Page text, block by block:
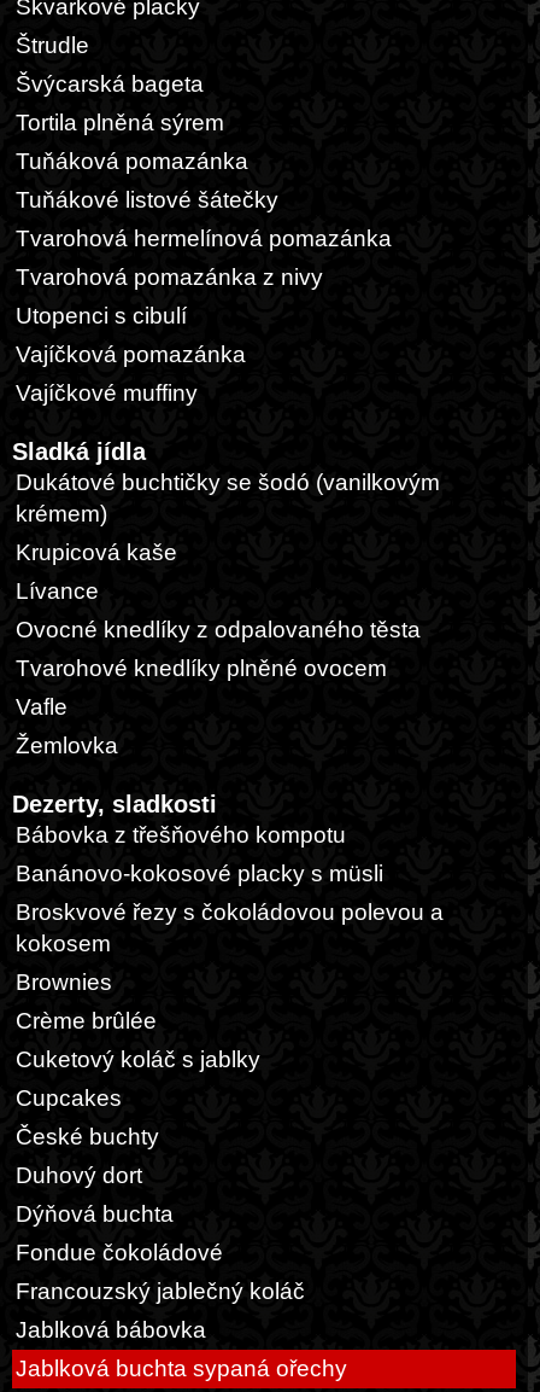
Škvarkové placky
Štrudle
Švýcarská bageta
Tortila plněná sýrem
Tuňáková pomazánka
Tuňákové listové šátečky
Tvarohová hermelínová pomazánka
Tvarohová pomazánka z nivy
Utopenci s cibulí
Vajíčková pomazánka
Vajíčkové muffiny
Sladká jídla
Dukátové buchtičky se šodó (vanilkovým
krémem)
Krupicová kaše
Lívance
Ovocné knedlíky z odpalovaného těsta
Tvarohové knedlíky plněné ovocem
Vafle
Žemlovka
Dezerty, sladkosti
Bábovka z třešňového kompotu
Banánovo-kokosové placky s müsli
Broskvové řezy s čokoládovou polevou a
kokosem
Brownies
Crème brûlée
Cuketový koláč s jablky
Cupcakes
České buchty
Duhový dort
Dýňová buchta
Fondue čokoládové
Francouzský jablečný koláč
Jablková bábovka
Jablková buchta sypaná ořechy